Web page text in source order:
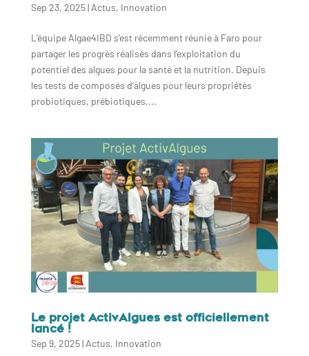
Sep 23, 2025| Actus, Innovation
L’équipe Algae4IBD s’est récemment réunie à Faro pour
partager les progrès réalisés dans l’exploitation du
potentiel des algues pour la santé et la nutrition. Depuis
les tests de composés d’algues pour leurs propriétés
probiotiques, prébiotiques,...
Le projet ActivAlgues est officiellement
lancé !
Sep 9, 2025| Actus, Innovation